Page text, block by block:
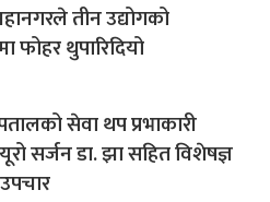
तीन उद्योगको
फोहर थुपारिदियो
सेवा थप प्रभाकारी
सर्जन डा. झा सहित विशेषज्ञ
उपचार